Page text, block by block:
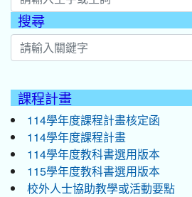
搜尋
課程計畫
114學年度課程計畫核定函
114學年度課程計畫
114學年度教科書選用版本
115學年度教科書選用版本
校外人士協助教學或活動要點